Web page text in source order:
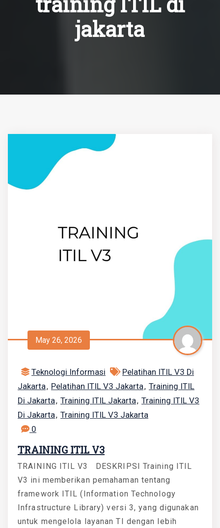
jakarta
May 26, 2026
Teknologi Informasi
Pelatihan ITIL V3 Di
Jakarta, Pelatihan ITIL V3 Jakarta, Training ITIL
Di Jakarta, Training ITIL Jakarta, Training ITIL V3
Di Jakarta, Training ITIL V3 Jakarta
0
TRAINING ITIL V3
TRAINING ITIL V3 DESKRIPSI Training ITIL
V3 ini memberikan pemahaman tentang
framework ITIL (Information Technology
Infrastructure Library) versi 3, yang digunakan
untuk mengelola layanan TI dengan lebih